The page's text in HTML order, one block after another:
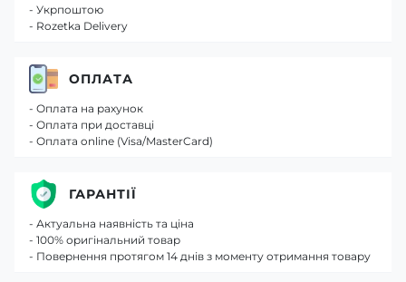
- Укрпоштою
- Rozetka Delivery
ОПЛАТА
- Оплата на рахунок
- Оплата при доставці
- Оплата online (Visa/MasterCard)
ГАРАНТІЇ
- Актуальна наявність та ціна
- 100% оригінальний товар
- Повернення протягом 14 днів з моменту отримання товару